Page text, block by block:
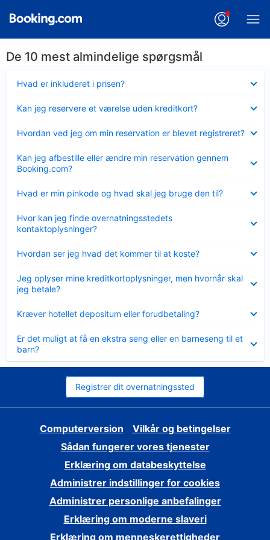
De 10 mest almindelige spørgsmål
Hvad er inkluderet i prisen?
Kan jeg reservere et værelse uden kreditkort?
Hvordan ved jeg om min reservation er blevet registreret?
Kan jeg afbestille eller ændre min reservation gennem
Booking.com?
Hvad er min pinkode og hvad skal jeg bruge den til?
Hvor kan jeg finde overnatningsstedets
kontaktoplysninger?
Hvordan ser jeg hvad det kommer til at koste?
Jeg oplyser mine kreditkortoplysninger, men hvornår skal
jeg betale?
Kræver hotellet depositum eller forudbetaling?
Er det muligt at få en ekstra seng eller en barneseng til et
barn?
Registrer dit overnatningssted
Computerversion
Vilkår og betingelser
Sådan fungerer vores tjenester
Erklæring om databeskyttelse
Administrer indstillinger for cookies
Administrer personlige anbefalinger
Erklæring om moderne slaveri
Erklæring om menneskerettigheder